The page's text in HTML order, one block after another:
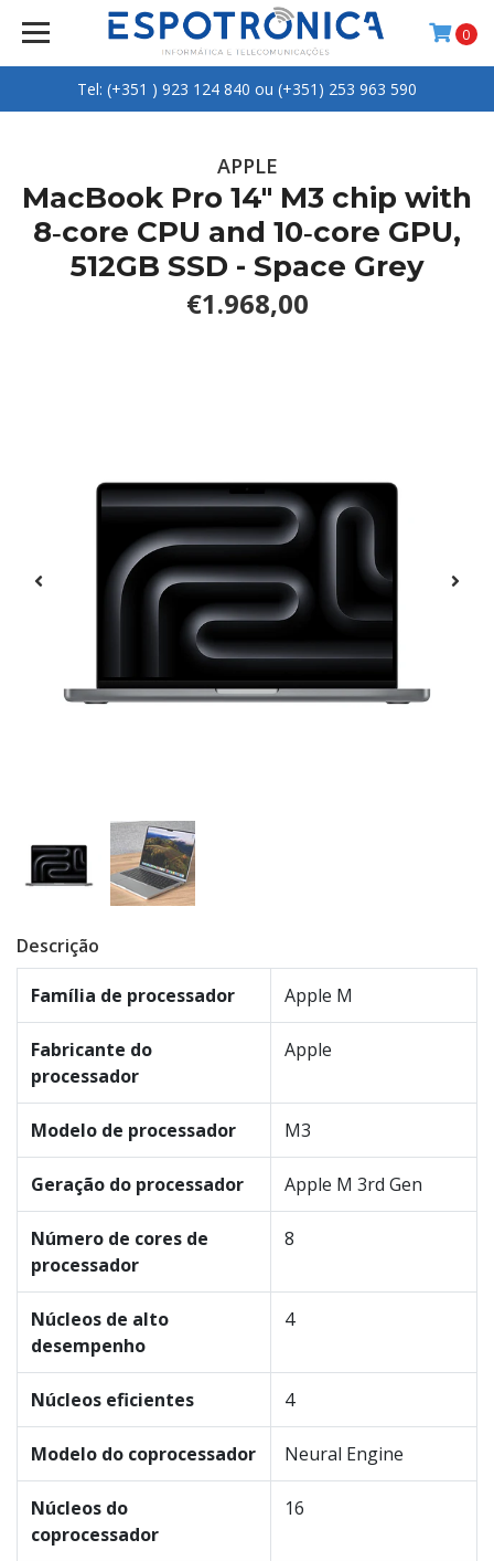
Tel: (+351 ) 923 124 840 ou (+351) 253 963 590
0
APPLE
MacBook Pro 14" M3 chip with
8‑core CPU and 10‑core GPU,
512GB SSD - Space Grey
€1.968,00
Descrição
Família de processador Apple M
Fabricante do
processador
Apple
Modelo de processador M3
Geração do processador Apple M 3rd Gen
Número de cores de
processador
8
Núcleos de alto
desempenho
4
Núcleos eficientes 4
Modelo do coprocessador Neural Engine
Núcleos do
coprocessador
16